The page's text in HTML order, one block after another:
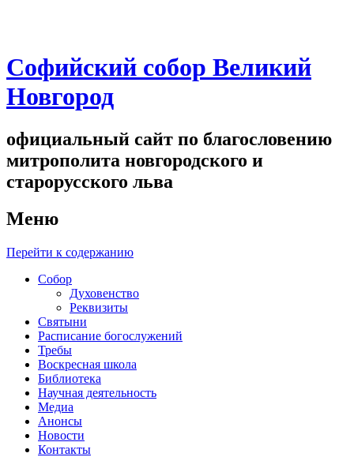
Софийский собор Великий
Новгород
официальный сайт по благословению
митрополита новгородского и
старорусского льва
Меню
Перейти к содержанию
Собор
Духовенство
Реквизиты
Святыни
Расписание богослужений
Требы
Воскресная школа
Библиотека
Научная деятельность
Медиа
Анонсы
Новости
Контакты